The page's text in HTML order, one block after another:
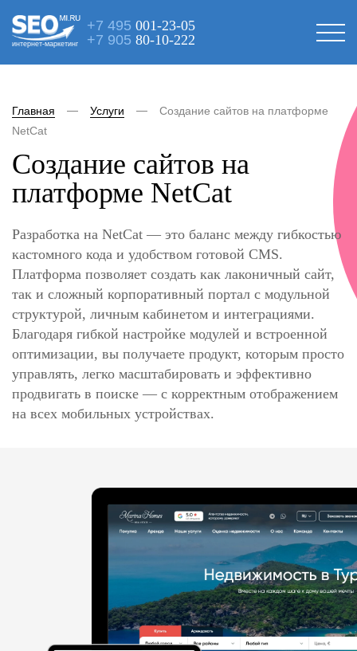
интернет-маркетинг
+7 495 001-23-05
+7 905 80-10-222
Главная Услуги
Создание сайтов на платформе
NetCat
Создание сайтов на
платформе NetCat
Разработка на NetCat — это баланс между гибкостью
кастомного кода и удобством готовой CMS.
Платформа позволяет создать как лаконичный сайт,
так и сложный корпоративный портал с модульной
структурой, личным кабинетом и интеграциями.
Благодаря гибкой настройке модулей и встроенной
оптимизации, вы получаете продукт, которым просто
управлять, легко масштабировать и эффективно
продвигать в поиске — с корректным отображением
на всех мобильных устройствах.